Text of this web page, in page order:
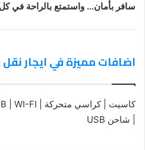
سافر بأمان… واستمتع بالراحة في
اضافات مميزة في ايجار
| شاحن USB